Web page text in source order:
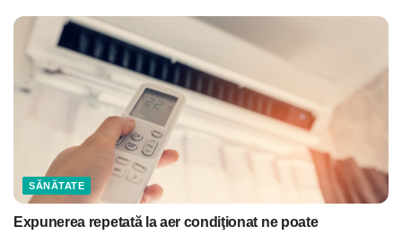
SĂNĂTATE
Expunerea repetată la aer condiţionat ne poate